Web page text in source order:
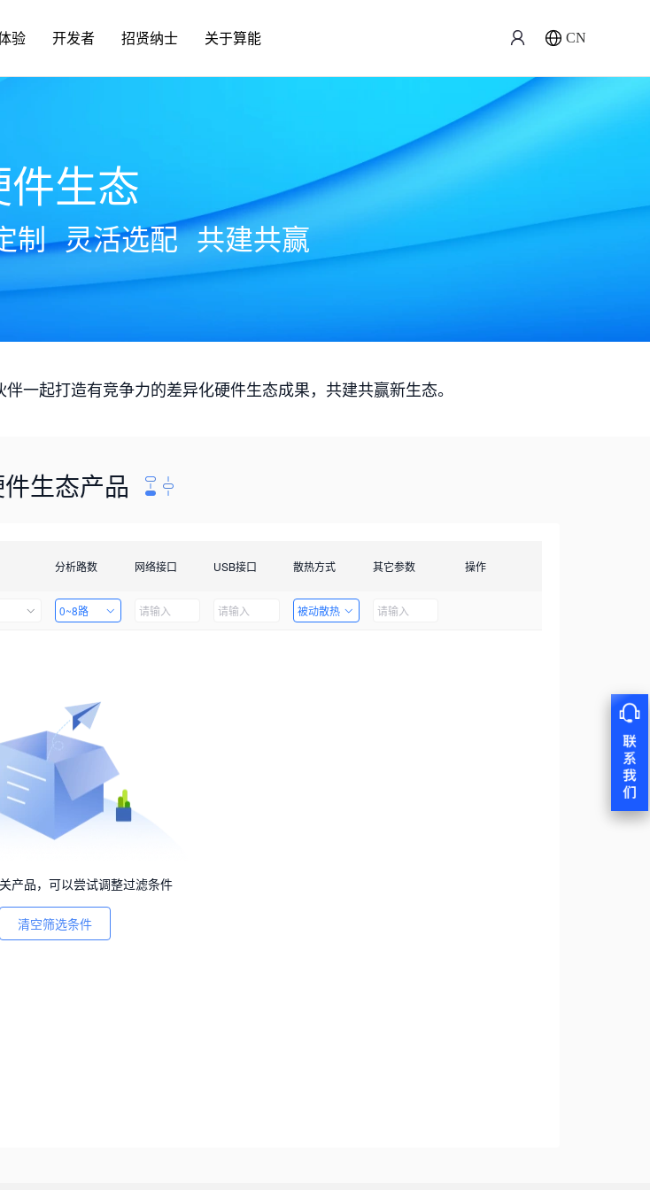
验 开发者 招贤纳士 关于算能 CN
件生态
制 灵活选配 共建共赢
一起打造有竞争力的差异化硬件生态成果，共建共赢新生态。
生态产品
分析路数 网络接口 USB接口 散热方式 其它参数 操作
0~8路 被动散热
产品，可以尝试调整过滤条件
清空筛选条件